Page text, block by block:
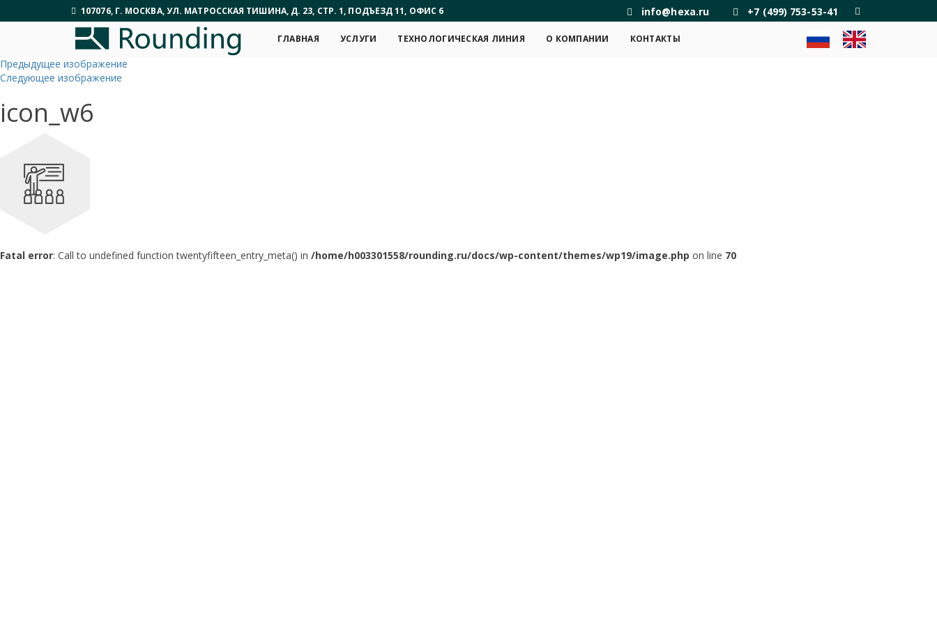
107076, Г. МОСКВА, УЛ. МАТРОССКАЯ ТИШИНА, Д. 23, СТР. 1, ПОДЪЕЗД 11, ОФИС 6 info@hexa.ru +7 (499) 753-53-41
ГЛАВНАЯ УСЛУГИ ТЕХНОЛОГИЧЕСКАЯ ЛИНИЯ О КОМПАНИИ КОНТАКТЫ
Предыдущее изображение
Следующее изображение
icon_w6
Fatal error: Call to undefined function twentyfifteen_entry_meta() in /home/h003301558/rounding.ru/docs/wp-content/themes/wp19/image.php on line 70